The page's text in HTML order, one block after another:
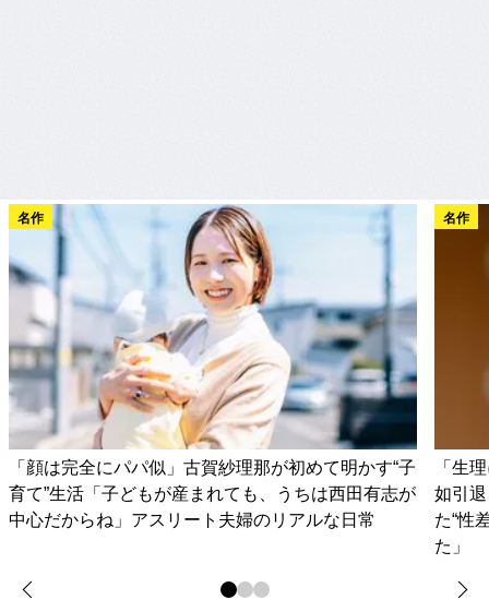
名作
「顔は完全にパパ似」古賀紗理那が初めて明かす“子
育て”生活「子どもが産まれても、うちは西田有志が
中心だからね」アスリート夫婦のリアルな日常
名作
「生
如引
た“性
た」